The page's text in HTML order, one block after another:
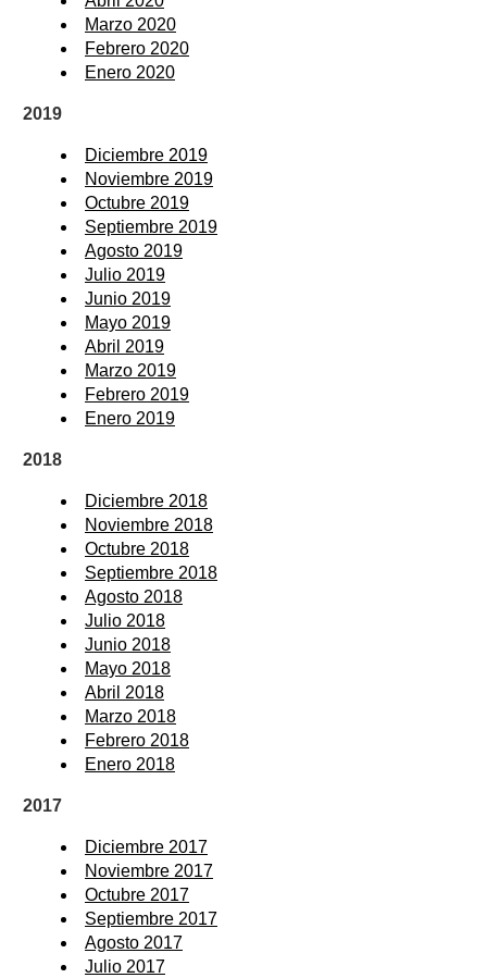
Marzo 2020
Febrero 2020
Enero 2020
2019
Diciembre 2019
Noviembre 2019
Octubre 2019
Septiembre 2019
Agosto 2019
Julio 2019
Junio 2019
Mayo 2019
Abril 2019
Marzo 2019
Febrero 2019
Enero 2019
2018
Diciembre 2018
Noviembre 2018
Octubre 2018
Septiembre 2018
Agosto 2018
Julio 2018
Junio 2018
Mayo 2018
Abril 2018
Marzo 2018
Febrero 2018
Enero 2018
2017
Diciembre 2017
Noviembre 2017
Octubre 2017
Septiembre 2017
Agosto 2017
Julio 2017